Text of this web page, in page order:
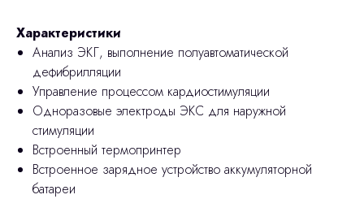
Характеристики
Анализ ЭКГ, выполнение полуавтоматической
дефибрилляции
Управление процессом кардиостимуляции
Одноразовые электроды ЭКС для наружной
стимуляции
Встроенный термопринтер
Встроенное зарядное устройство аккумуляторной
батареи